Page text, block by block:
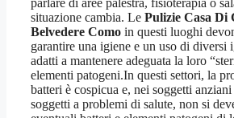
parlare di aree palestra, fisioterapia o
situazione cambia. Le Pulizie Casa Di
Belvedere Como in questi luoghi
garantire una igiene e un uso di diversi
adatti a mantenere adeguata la loro
elementi patogeni.In questi settori, la
batteri è cospicua e, nei soggetti
soggetti a problemi di salute, non si